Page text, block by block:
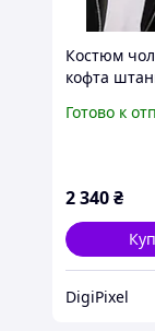
Костюм
кофта
Готово к
2 340₴
DigiPixel